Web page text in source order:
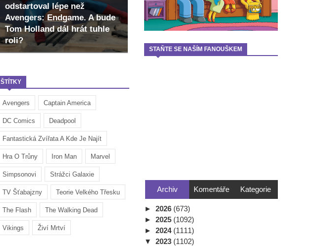
odstartoval lépe než
Avengers: Endgame. A bude
Tom Holland dál hrát tuhle
roli?
ŠTÍTKY
Avengers Captain America
DC Comics Deadpool
Fantastická Zvířata A Kde Je Najít
Hra O Trůny Iron Man Marvel
Simpsonovi Strážci Galaxie
TV Šťabajzny Teorie Velkého Třesku
The Flash The Walking Dead
Vikings Živí Mrtví
STAŇTE SE NAŠÍM FANOUŠKEM
Archiv Komentáře Kategorie
► 2026 (673)
► 2025 (1092)
► 2024 (1111)
▼ 2023 (1102)